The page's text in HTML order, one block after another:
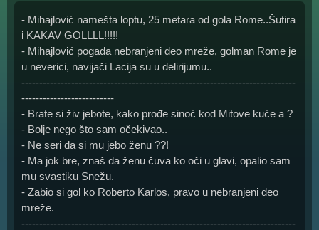
- Mihajlović namešta loptu, 25 metara od gola Rome..Šutira
i KAKAV GOLLLL!!!!!
- Mihajlović pogađa nebranjeni deo mreže, golman Rome je
u neverici, navijači Lacija su u delirijumu..
-----------------------------------------------------------------------------
--------------------------
- Brate si živ jebote, kako prođe sinoć kod Mitove kuće a ?
- Bolje nego što sam očekivao..
- Ne seri da si mu jebo ženu ??!
- Ma jok bre, znaš da ženu čuva ko oči u glavi, opalio sam
mu svastiku Snežu.
- Zabio si gol ko Roberto Karlos, pravo u nebranjeni deo
mreže.
-----------------------------------------------------------------------------